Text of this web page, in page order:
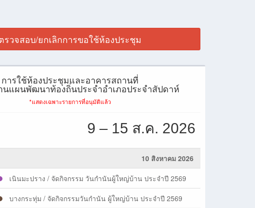
รวจสอบ/ยกเลิกการขอใช้ห้องประชุม
กฎาคม ๒๕๖๙
การใช้ห้องประชุมและอาคารสถานที่
นแผนพัฒนาท้องถิ่นประจำอำเภอประจำสัปดาห์
*แสดงเฉพาะรายการที่อนุมัติแล้ว
9 – 15 ส.ค. 2026
10 สิงหาคม 2026
เนินมะปราง / จัดกิจกรรม วันกำนันผู้ใหญ่บ้าน ประจำปี 2569
บางกระทุ่ม / จัดกิจกรรมวันกำนัน ผู้ใหญ่บ้าน ประจำปี 2569